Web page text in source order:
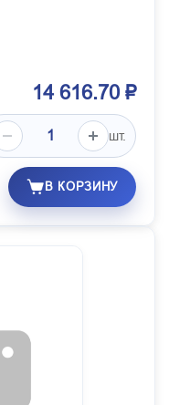
14 616.70 ₽
шт.
В КОРЗИНУ